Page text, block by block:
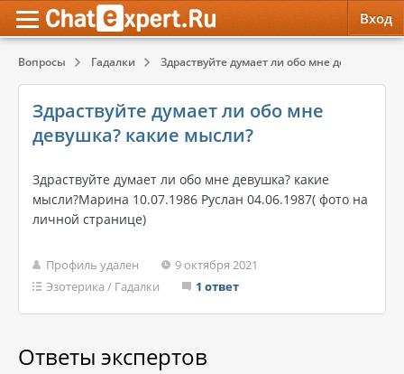
Вход
Вопросы Гадалки Здраствуйте думает ли обо мне девушка?
Здраствуйте думает ли обо мне
девушка? какие мысли?
Здраствуйте думает ли обо мне девушка? какие
мысли?Марина 10.07.1986 Руслан 04.06.1987( фото на
личной странице)
Профиль удален
9 октября 2021
Эзотерика / Гадалки 1 ответ
Ответы экспертов
Психология
Эзотерика
Психология
Эзотерика
Обратная связь
Служба поддержки